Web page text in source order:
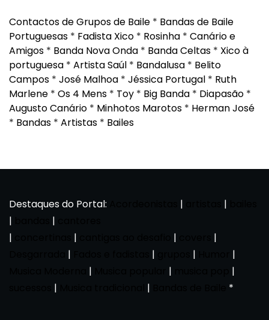
Contactos de Grupos de Baile * Bandas de Baile
Portuguesas * Fadista Xico * Rosinha * Canário e
Amigos * Banda Nova Onda * Banda Celtas * Xico à
portuguesa * Artista Saúl * Bandalusa * Belito
Campos * José Malhoa * Jéssica Portugal * Ruth
Marlene * Os 4 Mens * Toy * Big Banda * Diapasão *
Augusto Canário * Minhotos Marotos * Herman José
* Bandas * Artistas * Bailes
Destaques do Portal: | |
|
|
|
| |
|
| | |
|
| |
|
| | *